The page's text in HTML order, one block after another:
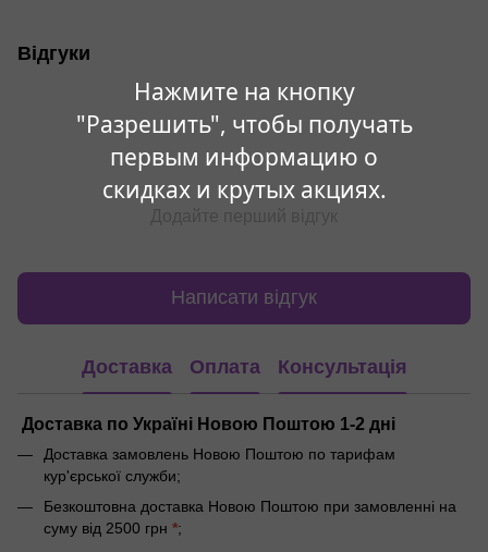
Нажмите на кнопку
"Разрешить", чтобы получать
первым информацию о
скидках и крутых акциях.
Відгуки
Написати відгук
Доставка Оплата Консультація
Доставка по Україні Новою Поштою 1-2 дні
Доставка замовлень Новою Поштою по тарифам
кур'єрської служби;
Безкоштовна доставка Новою Поштою при замовленні на
суму від 2500 грн *;